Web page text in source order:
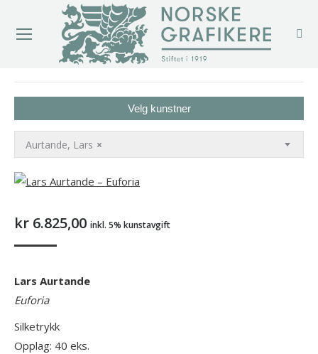
Velg kunstner
×
Aurtande, Lars
kr 6.825,00 inkl. 5% kunstavgift
Lars Aurtande
Euforia
Silketrykk
Opplag: 40 eks.